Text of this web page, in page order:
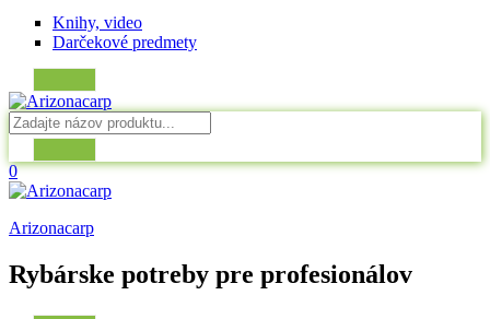
Knihy, video
Darčekové predmety
0
Arizonacarp
Rybárske potreby pre profesionálov